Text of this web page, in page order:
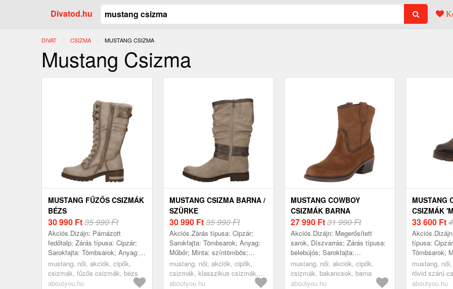
Divatod.hu
DIVAT CSIZMA JELENLEGI:
MUSTANG CSIZMA
Mustang Csizma
MUSTANG FŰZŐS CSIZMÁK
BÉZS
30 990 Ft35 990 Ft
Akciós.Dizájn: Párnázott
fedőtalp; Zárás típusa: Cipzár;
Sarokfajta: Tömbsarok; Anyag:
Műbőr; Minta: Univerzális
színek; Anyag: Műbőr; Cipőorr:
Kerek orr;...
mustang, női, akciók, cipők,
csizmák, fűzős csizmák, bézs
aboutyou.hu
MUSTANG CSIZMA BARNA /
SZÜRKE
30 990 Ft35 990 Ft
Akciós.Zárás típusa: Cipzár;
Sarokfajta: Tömbsarok; Anyag:
Műbőr; Minta: színtömbös;
Anyag: Műbőr; Cipőorr: Kerek
orr; Bélelt: Melegen bélelt;
Sarokmagass...
mustang, női, akciók, cipők,
csizmák, klasszikus csizmák,
barna, szürke
aboutyou.hu
MUSTANG COWBOY
CSIZMÁK BARNA
27 990 Ft31 990 Ft
Akciós.Dizájn: Megerősített
sarok, Díszvarrás; Zárás típusa:
belebújós; Sarokfajta:
Tömbsarok; Anyag: Műbőr;
Anyag: Műbőr; Cipőorr: Kerek
orr; Extrák: Cím...
mustang, női, akciók, cipők,
csizmák, bakancsok, barna
aboutyou.hu
MUSTANG
CSIZMÁK
33 600 Ft
típusa:
Tömbsarok;
színek;
Anyag:
orr...
mustang,
rövid szárú
csizmák, barna
aboutyou.hu